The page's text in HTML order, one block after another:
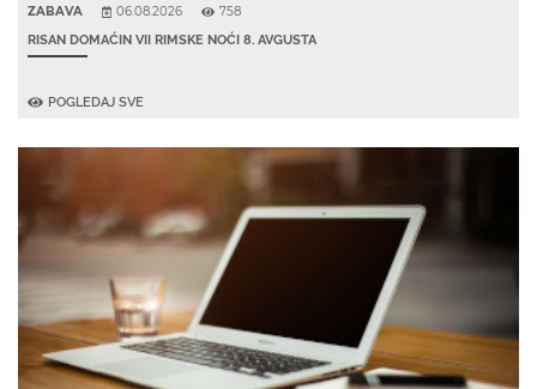
ZABAVA 06.08.2026 758
RISAN DOMAĆIN VII RIMSKE NOĆI 8. AVGUSTA
POGLEDAJ SVE